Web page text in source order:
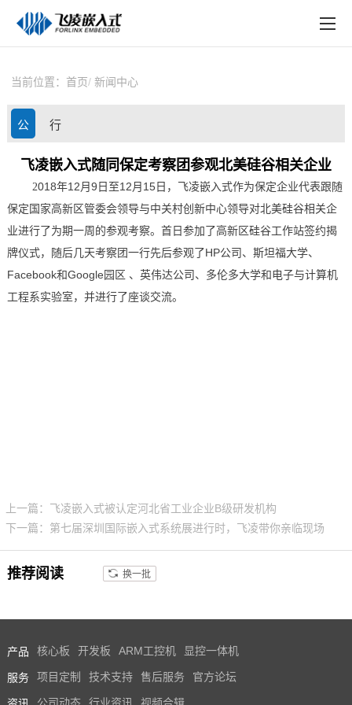
技术与支持
在线文档
方案定制
天猫商城
在线购买
当前位置： 首页 新闻中心
公
司
态
行
业
资
讯
飞凌嵌入式随同保定考察团参观北美硅谷相关企业
2018年12月 9 日至12月 15日， 飞凌嵌入式作为保定企业代表跟随
保定国家高新区管委会领导与中关村创新中心领导对北美硅谷相关企
业进行了为期一周的参观考察。 首日 参加了高新区硅谷工作站签约揭
牌仪式， 随后几天考察团一行先后参观了 HP公司、斯坦福大学、
Facebook和Google园区 、英伟达公司、多伦多大学和电子与计算机
工程系实验室 ，并进行了座谈交流。
上一篇：飞凌嵌入式被认定河北省工业企业B级研发机构
下一篇：第七届深圳国际嵌入式系统展进行时，飞凌带你亲临现场
推荐阅读 换一批
产品 核心板 开发板 ARM工控机 显控一体机
服务 项目定制 技术支持 售后服务 官方论坛